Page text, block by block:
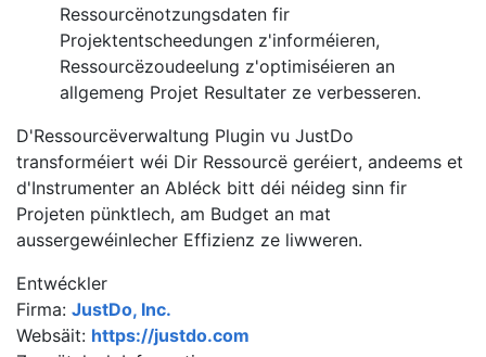
Ressourcënotzungsdaten fir
Projektentscheedungen z'informéieren,
Ressourcëzoudeelung z'optimiséieren an
allgemeng Projet Resultater ze verbesseren.
D'Ressourcëverwaltung Plugin vu JustDo
transforméiert wéi Dir Ressourcë geréiert, andeems et
d'Instrumenter an Abléck bitt déi néideg sinn fir
Projeten pünktlech, am Budget an mat
aussergewéinlecher Effizienz ze liwweren.
Entwéckler
Firma: JustDo, Inc.
Websäit: https://justdo.com